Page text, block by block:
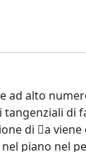
ad alto
tangenziali
di a
piano nel